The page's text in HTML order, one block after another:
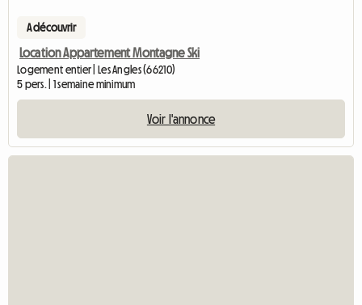
A découvrir
Location Appartement Montagne Ski
Logement entier | Les Angles (66210)
5 pers. | 1 semaine minimum
Voir l'annonce